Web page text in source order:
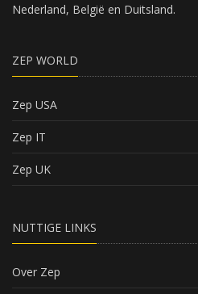
Nederland, België en Duitsland.
ZEP WORLD
Zep USA
Zep IT
Zep UK
NUTTIGE LINKS
Over Zep